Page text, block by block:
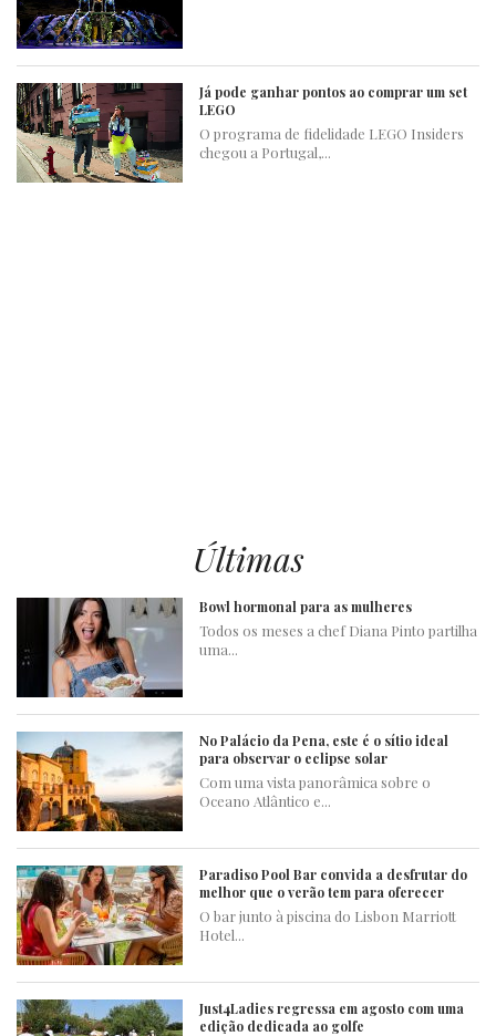
Já pode ganhar pontos ao comprar um set
LEGO
O programa de fidelidade LEGO Insiders
chegou a Portugal,...
Últimas
Bowl hormonal para as mulheres
Todos os meses a chef Diana Pinto partilha
uma...
No Palácio da Pena, este é o sítio ideal
para observar o eclipse solar
Com uma vista panorâmica sobre o
Oceano Atlântico e...
Paradiso Pool Bar convida a desfrutar do
melhor que o verão tem para oferecer
O bar junto à piscina do Lisbon Marriott
Hotel...
Just4Ladies regressa em agosto com uma
edição dedicada ao golfe